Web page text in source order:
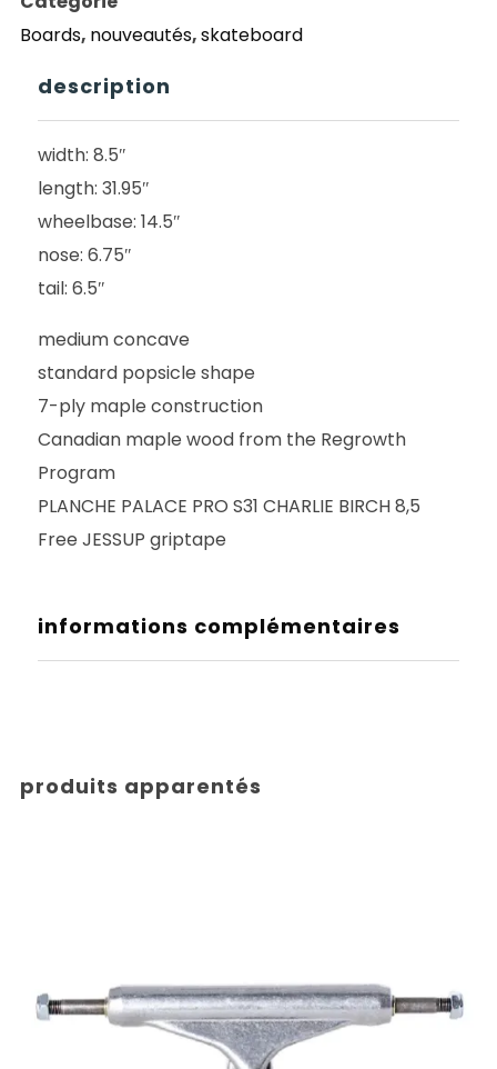
Boards, nouveautés,skateboard
description
width: 8.5″
length: 31.95″
wheelbase: 14.5″
nose: 6.75″
tail: 6.5″
medium concave
standard popsicle shape
7-ply maple construction
Canadian maple wood from the Regrowth
Program
PLANCHE PALACE PRO S31 CHARLIE BIRCH 8,5
Free JESSUP griptape
informations complémentaires
produits apparentés